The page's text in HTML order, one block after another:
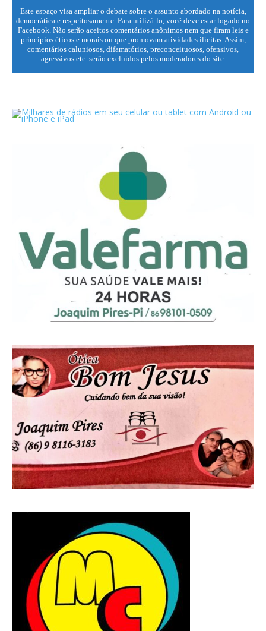
Este espaço visa ampliar o debate sobre o assunto abordado na notícia,
democrática e respeitosamente. Para utilizá-lo, você deve estar logado no
Facebook. Não serão aceitos comentários anônimos nem que firam leis e
princípios éticos e morais ou que promovam atividades ilícitas. Assim,
comentários caluniosos, difamatórios, preconceituosos, ofensivos,
agressivos etc. serão excluídos pelos moderadores do site.